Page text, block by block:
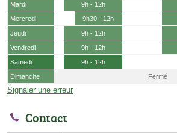
Mardi
9h - 12h
Mercredi
9h30 - 12h
Jeudi
9h - 12h
Vendredi
9h - 12h
Samedi
9h - 12h
Dimanche
Fermé
Signaler une erreur
Contact